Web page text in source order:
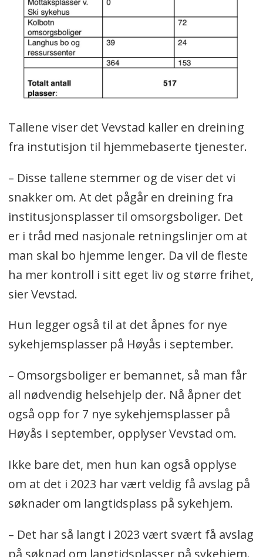
Tallene viser det Vevstad kaller en dreining
fra instutisjon til hjemmebaserte tjenester.
– Disse tallene stemmer og de viser det vi
snakker om. At det pågår en dreining fra
institusjonsplasser til omsorgsboliger. Det
er i tråd med nasjonale retningslinjer om at
man skal bo hjemme lenger. Da vil de fleste
ha mer kontroll i sitt eget liv og større frihet,
sier Vevstad.
Hun legger også til at det åpnes for nye
sykehjemsplasser på Høyås i september.
– Omsorgsboliger er bemannet, så man får
all nødvendig helsehjelp der. Nå åpner det
også opp for 7 nye sykehjemsplasser på
Høyås i september, opplyser Vevstad om.
Ikke bare det, men hun kan også opplyse
om at det i 2023 har vært veldig få avslag på
søknader om langtidsplass på sykehjem.
– Det har så langt i 2023 vært svært få avslag